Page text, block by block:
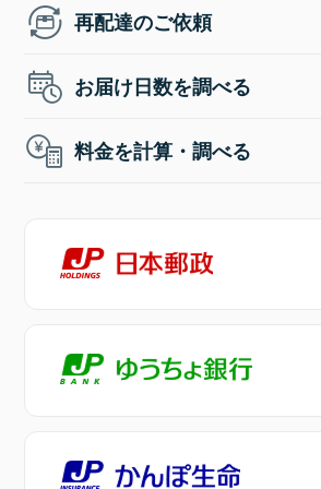
再配達のご依頼
お届け日数を調べる
料金を計算・調べる